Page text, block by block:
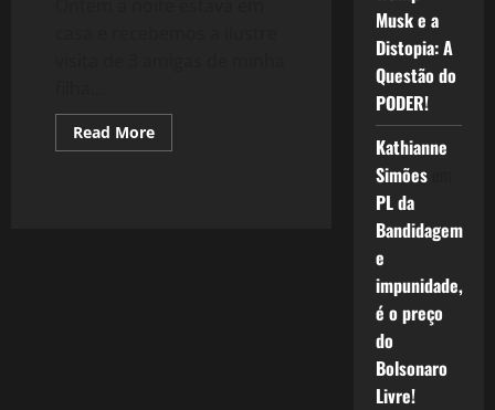
Read MoreRead
more
Musk e a
Distopia: A
Questão do
PODER!
Kathianne
Simõesem
PL da
Bandidagem
e
impunidade,
é o preço
do
Bolsonaro
Livre!